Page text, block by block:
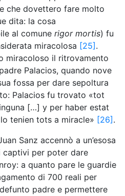
che dovettero fare molto
dita: la cosa
al comune rigor mortis) fu
miracolosa [25] .
miracoloso il ritrovamento
Palacios, quando nove
fossa per dare sepoltura
Palacios fu trovato «tot
[…] y per haber estat
tenien tots a miracle» [26] .
Sanz accennò a un’esosa
per poter dare
a quanto pare le guardie
di 700 reali per
padre e permettere